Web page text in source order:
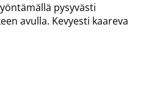
pysyvästi
avulla. Kevyesti kaareva